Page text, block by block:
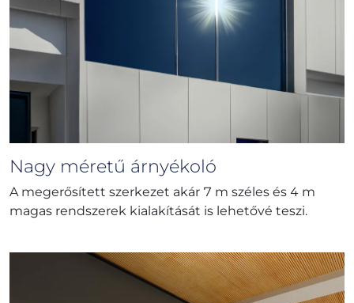
Nagy méretű árnyékoló
A megerősített szerkezet akár 7 m széles és 4 m
magas rendszerek kialakítását is lehetővé teszi.